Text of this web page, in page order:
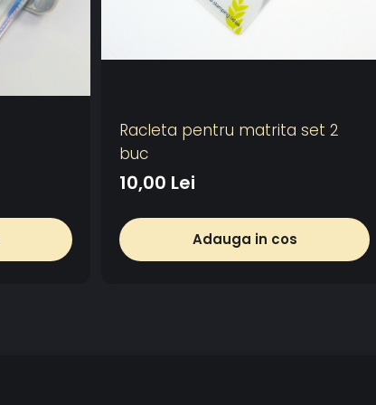
Racleta pentru matrita set 2
buc
10,00 Lei
Adauga in cos